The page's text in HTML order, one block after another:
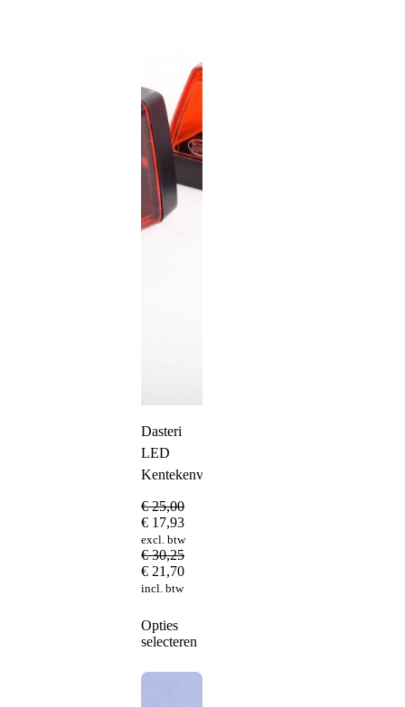
Dasteri
LED
Kentekenverlichting
€25,00
€ 17,93
excl. btw
€30,25
€ 21,70
incl. btw
Opties
selecteren
meerdere